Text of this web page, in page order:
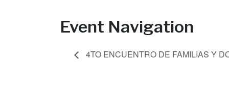
Event Navigation
4TO ENCUENTRO DE FAMILIAS Y